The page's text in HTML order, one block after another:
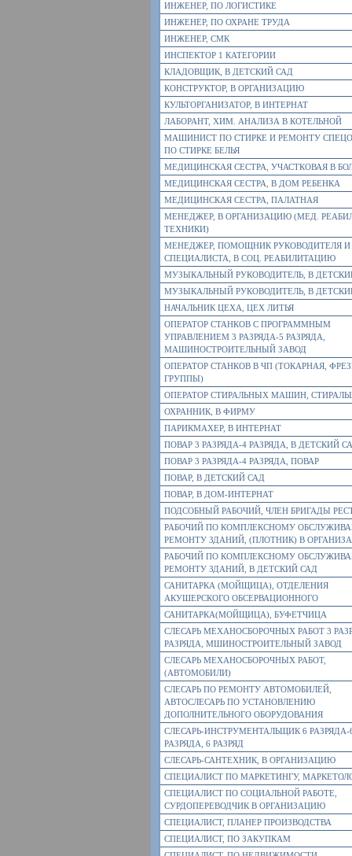
ИНЖЕНЕР, ПО ЛОГИСТИКЕ
ИНЖЕНЕР, ПО ОХРАНЕ ТРУДА
ИНЖЕНЕР, СМК
ИНСПЕКТОР 1 КАТЕГОРИИ
КЛАДОВЩИК, В ДЕТСКИЙ САД
КОНСТРУКТОР, В ОРГАНИЗАЦИЮ
КУЛЬТОРГАНИЗАТОР, В ИНТЕРНАТ
ЛАБОРАНТ, ХИМ. АНАЛИЗА В КОТЕЛЬНОЙ
МАШИНИСТ ПО СТИРКЕ И РЕМОНТУ
ПО СТИРКЕ БЕЛЬЯ
МЕДИЦИНСКАЯ СЕСТРА, УЧАСТКОВАЯ В
МЕДИЦИНСКАЯ СЕСТРА, В ДОМ РЕБЕНКА
МЕДИЦИНСКАЯ СЕСТРА, ПАЛАТНАЯ
МЕНЕДЖЕР, В ОРГАНИЗАЦИЮ (МЕД.
ТЕХНИКИ)
МЕНЕДЖЕР, ПОМОЩНИК РУКОВОДИТЕЛЯ И
СПЕЦИАЛИСТА, В СОЦ. РЕАБИЛИТАЦИЮ
МУЗЫКАЛЬНЫЙ РУКОВОДИТЕЛЬ, В
МУЗЫКАЛЬНЫЙ РУКОВОДИТЕЛЬ, В
НАЧАЛЬНИК ЦЕХА, ЦЕХ ЛИТЬЯ
ОПЕРАТОР СТАНКОВ С ПРОГРАММНЫМ
УПРАВЛЕНИЕМ 3 РАЗРЯДА-5 РАЗРЯДА,
МАШИНОСТРОИТЕЛЬНЫЙ ЗАВОД
ОПЕРАТОР СТАНКОВ В ЧП (ТОКАРНАЯ,
ГРУППЫ)
ОПЕРАТОР СТИРАЛЬНЫХ МАШИН,
ОХРАННИК, В ФИРМУ
ПАРИКМАХЕР, В ИНТЕРНАТ
ПОВАР 3 РАЗРЯДА-4 РАЗРЯДА, В ДЕТСКИЙ
ПОВАР 3 РАЗРЯДА-4 РАЗРЯДА, ПОВАР
ПОВАР, В ДЕТСКИЙ САД
ПОВАР, В ДОМ-ИНТЕРНАТ
ПОДСОБНЫЙ РАБОЧИЙ, ЧЛЕН БРИГАДЫ
РАБОЧИЙ ПО КОМПЛЕКСНОМУ
РЕМОНТУ ЗДАНИЙ, (ПЛОТНИК) В
РАБОЧИЙ ПО КОМПЛЕКСНОМУ
РЕМОНТУ ЗДАНИЙ, В ДЕТСКИЙ САД
САНИТАРКА (МОЙЩИЦА), ОТДЕЛЕНИЯ
АКУШЕРСКОГО ОБСЕРВАЦИОННОГО
САНИТАРКА(МОЙЩИЦА), БУФЕТЧИЦА
СЛЕСАРЬ МЕХАНОСБОРОЧНЫХ РАБОТ 3
РАЗРЯДА, МШИНОСТРОИТЕЛЬНЫЙ ЗАВОД
СЛЕСАРЬ МЕХАНОСБОРОЧНЫХ РАБОТ,
(АВТОМОБИЛИ)
СЛЕСАРЬ ПО РЕМОНТУ АВТОМОБИЛЕЙ,
АВТОСЛЕСАРЬ ПО УСТАНОВЛЕНИЮ
ДОПОЛНИТЕЛЬНОГО ОБОРУДОВАНИЯ
СЛЕСАРЬ-ИНСТРУМЕНТАЛЬЩИК 6 РАЗРЯДА-
РАЗРЯДА, 6 РАЗРЯД
СЛЕСАРЬ-САНТЕХНИК, В ОРГАНИЗАЦИЮ
СПЕЦИАЛИСТ ПО МАРКЕТИНГУ,
СПЕЦИАЛИСТ ПО СОЦИАЛЬНОЙ РАБОТЕ,
СУРДОПЕРЕВОДЧИК В ОРГАНИЗАЦИЮ
СПЕЦИАЛИСТ, ПЛАНЕР ПРОИЗВОДСТВА
СПЕЦИАЛИСТ, ПО ЗАКУПКАМ